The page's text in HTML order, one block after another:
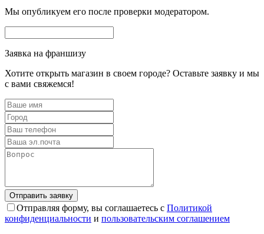
Мы опубликуем его после проверки модератором.
Заявка на франшизу
Хотите открыть магазин в своем городе? Оставьте заявку и мы
с вами свяжемся!
Отправляя форму, вы соглашаетесь с Политикой
конфиденциальности и пользовательским соглашением